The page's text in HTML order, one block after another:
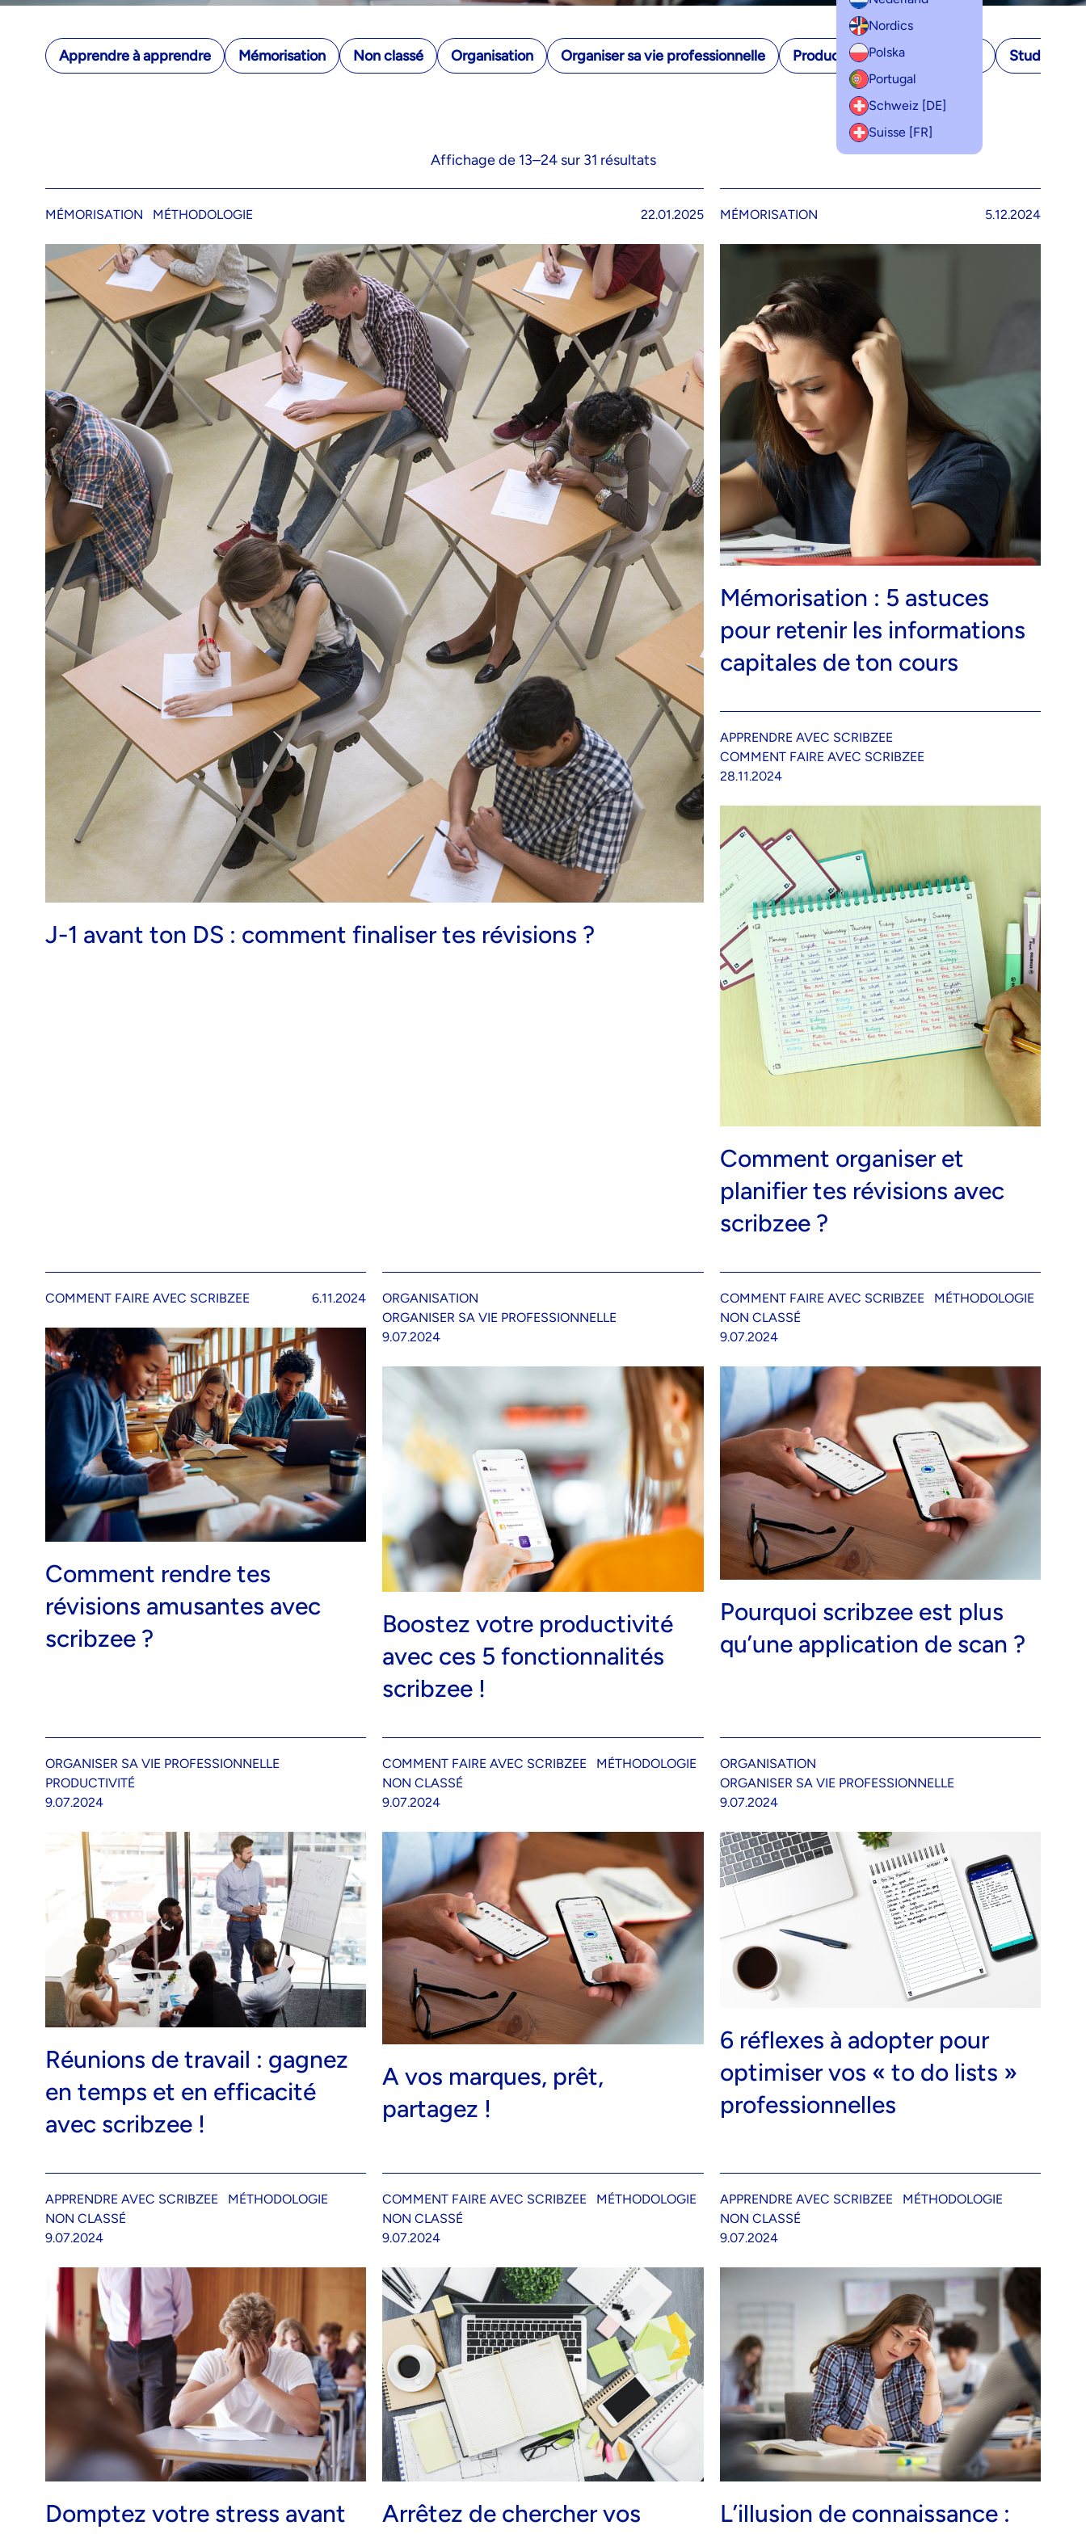
Nordics
Polska
Portugal
Schweiz [DE]
Suisse [FR]
Apprendre à apprendre Mémorisation Non classé Organisation Organiser sa vie professionnelle Productivité Productivity Study life
Affichage de 13–24 sur 31 résultats
MÉMORISATION MÉTHODOLOGIE 22.01.2025
J-1 avant ton DS : comment finaliser tes révisions ?
MÉMORISATION 5.12.2024
Mémorisation : 5 astuces
pour retenir les informations
capitales de ton cours
APPRENDRE AVEC SCRIBZEE
COMMENT FAIRE AVEC SCRIBZEE
28.11.2024
Comment organiser et
planifier tes révisions avec
scribzee ?
COMMENT FAIRE AVEC SCRIBZEE 6.11.2024
Comment rendre tes
révisions amusantes avec
scribzee ?
ORGANISATION
ORGANISER SA VIE PROFESSIONNELLE
9.07.2024
Boostez votre productivité
avec ces 5 fonctionnalités
scribzee !
COMMENT FAIRE AVEC SCRIBZEE
MÉTHODOLOGIE
NON CLASSÉ
9.07.2024
Pourquoi scribzee est plus
qu’une application de scan ?
ORGANISER SA VIE PROFESSIONNELLE
PRODUCTIVITÉ
9.07.2024
Réunions de travail : gagnez
en temps et en efficacité
avec scribzee !
COMMENT FAIRE AVEC SCRIBZEE
MÉTHODOLOGIE
NON CLASSÉ
9.07.2024
A vos marques, prêt,
partagez !
ORGANISATION
ORGANISER SA VIE PROFESSIONNELLE
9.07.2024
6 réflexes à adopter pour
optimiser vos « to do lists »
professionnelles
APPRENDRE AVEC SCRIBZEE
MÉTHODOLOGIE
NON CLASSÉ
9.07.2024
Domptez votre stress avant
COMMENT FAIRE AVEC SCRIBZEE
MÉTHODOLOGIE
NON CLASSÉ
9.07.2024
Arrêtez de chercher vos
APPRENDRE AVEC SCRIBZEE
MÉTHODOLOGIE
NON CLASSÉ
9.07.2024
L’illusion de connaissance :